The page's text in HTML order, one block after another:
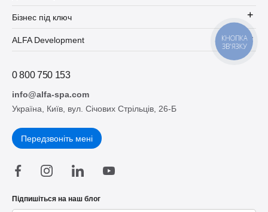
Бізнес під ключ
ALFA Development
0 800 750 153
info@alfa-spa.com
Україна, Київ, вул. Січових Стрільців, 26-Б
Передзвоніть мені
Підпишіться на наш блог
КНОПКА
ЗВ'ЯЗКУ